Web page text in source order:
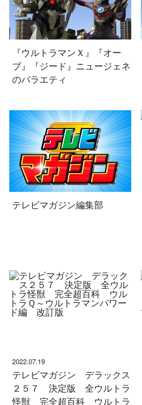
『ウルトラマンＸ』『オー
ブ』『ジード』ニュージェネ
のバラエティ
テレビマガジン編集部
2022.07.19
テレビマガジン デラックス
２５７ 決定版 全ウルトラ
怪獣 完全超百科 ウルトラ